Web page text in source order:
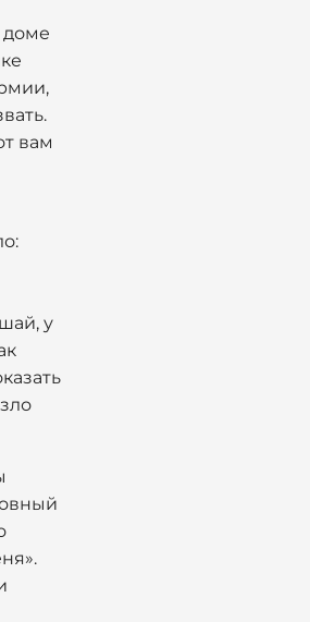
доме
вам
у